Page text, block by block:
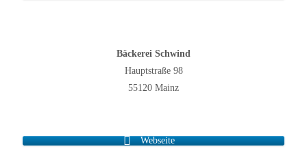
Bäckerei Schwind
Hauptstraße 98
55120 Mainz
Webseite